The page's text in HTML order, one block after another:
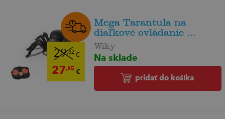
29,32€
27,85€
Mega Tarantula na
diaľkové ovládanie ...
Wiky
Na sklade
pridať do košíka